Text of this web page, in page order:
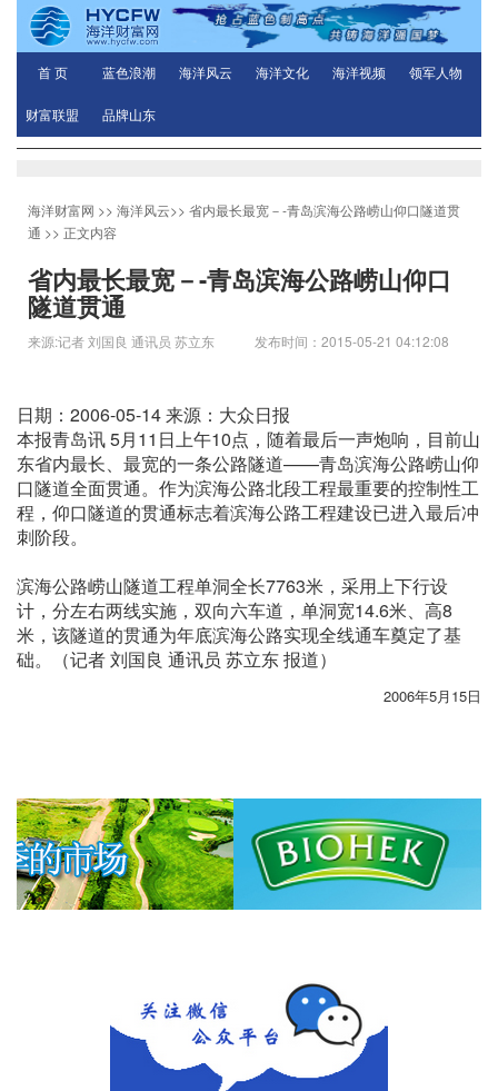
首 页 蓝色浪潮 海洋风云 海洋文化 海洋视频 领军人物
财富联盟 品牌山东
海洋财富网 >> 海洋风云>> 省内最长最宽－-青岛滨海公路崂山仰口隧道贯
通 >> 正文内容
省内最长最宽－-青岛滨海公路崂山仰口
隧道贯通
来源:记者 刘国良 通讯员 苏立东 发布时间：2015-05-21 04:12:08
日期：2006-05-14 来源：大众日报
本报青岛讯 5月11日上午10点，随着最后一声炮响，目前山
东省内最长、最宽的一条公路隧道——青岛滨海公路崂山仰
口隧道全面贯通。作为滨海公路北段工程最重要的控制性工
程，仰口隧道的贯通标志着滨海公路工程建设已进入最后冲
刺阶段。
滨海公路崂山隧道工程单洞全长7763米，采用上下行设
计，分左右两线实施，双向六车道，单洞宽14.6米、高8
米，该隧道的贯通为年底滨海公路实现全线通车奠定了基
础。（记者 刘国良 通讯员 苏立东 报道）
2006年5月15日